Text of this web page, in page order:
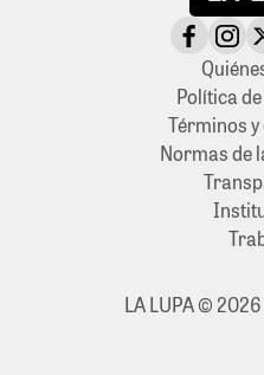
Política
Términos
Normas de
LA LUPA ©